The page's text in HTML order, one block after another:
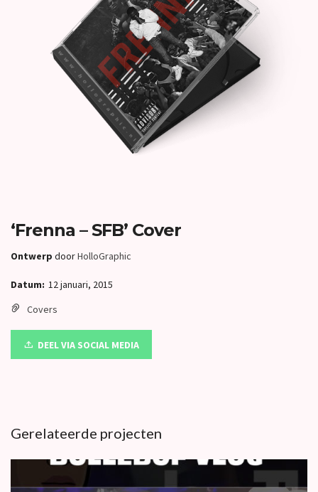
‘Frenna – SFB’ Cover
Ontwerp doorHolloGraphic
Datum: 12 januari, 2015
Covers
DEEL VIA SOCIAL MEDIA
Gerelateerde projecten